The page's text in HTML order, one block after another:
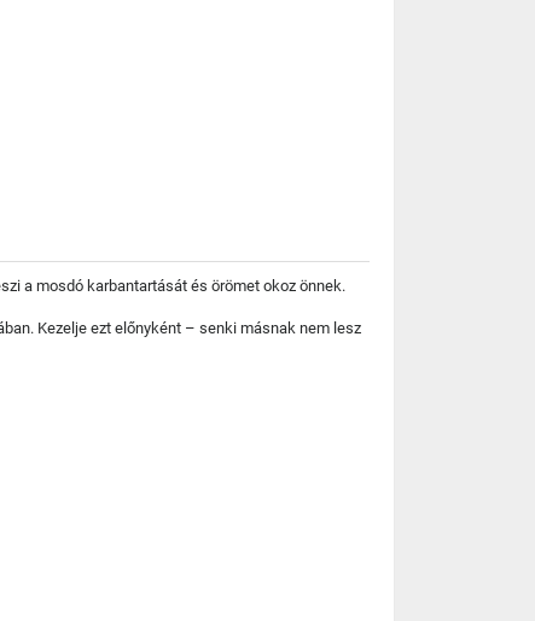
a mosdó karbantartását és örömet okoz önnek.
Kezelje ezt előnyként – senki másnak nem lesz